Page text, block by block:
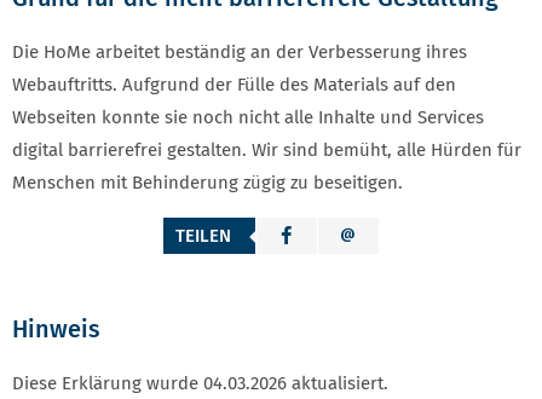
Die HoMe arbeitet beständig an der Verbesserung ihres
Webauftritts. Aufgrund der Fülle des Materials auf den
Webseiten konnte sie noch nicht alle Inhalte und Services
digital barrierefrei gestalten. Wir sind bemüht, alle Hürden für
Menschen mit Behinderung zügig zu beseitigen.
TEILEN
Hinweis
Diese Erklärung wurde 04.03.2026 aktualisiert.